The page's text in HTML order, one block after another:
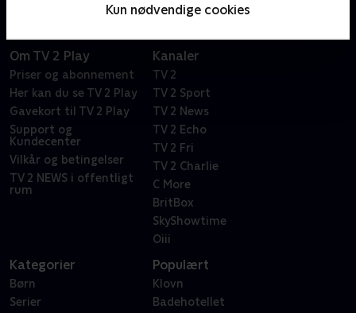
Kun nødvendige cookies
Om TV 2 Play
Priser og abonnement
Her kan du se TV 2 Play
Gavekort til TV 2 Play
Support og
Kundecenter
Vilkår og betingelser
TV 2 NEWS i offentligt
rum
Kanaler
TV 2
TV 2 Sport
TV 2 News
TV 2 Echo
TV 2 Fri
TV 2 Charlie
C More
BritBox
SkyShowtime
Oiii
Kategorier
Børn
Serier
Populært
Klovn
Badehotellet